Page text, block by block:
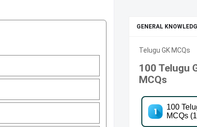
GENERAL
Telugu GK MCQs
100 Telugu
MCQs
100
MCQs